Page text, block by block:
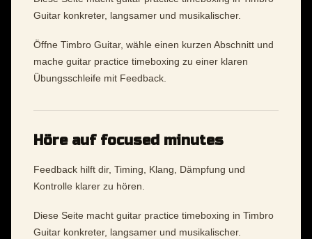
Guitar konkreter, langsamer und musikalischer.
Öffne Timbro Guitar, wähle einen kurzen Abschnitt und
mache guitar practice timeboxing zu einer klaren
Übungsschleife mit Feedback.
Höre auf focused minutes
Feedback hilft dir, Timing, Klang, Dämpfung und
Kontrolle klarer zu hören.
Diese Seite macht guitar practice timeboxing in Timbro
Guitar konkreter, langsamer und musikalischer.